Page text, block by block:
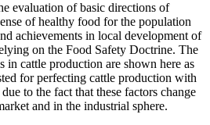
evaluation of basic directions of
of healthy food for the population
achievements in local development of
on the Food Safety Doctrine. The
in cattle production are shown here as
for perfecting cattle production with
to the fact that these factors change
and in the industrial sphere.